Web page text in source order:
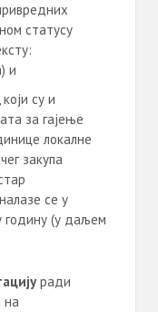
статусу
и
су и
за гајење
локалне
закупа
се у
годину (у даљем
ради
на